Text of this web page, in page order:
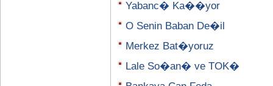
Yabanc� Ka��yor
O Senin Baban De�il
Merkez Bat�yoruz
Lale So�an� ve TOK�